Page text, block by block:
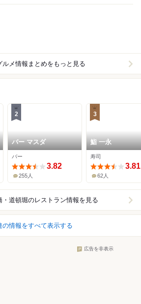
ルメ情報まとめをもっと見る
2
バー マスダ
バー
3.82
255人
3
鮨 一永
寿司
3.81
62人
・道頓堀のレストラン情報を見る
の情報をすべて表示する
広告を非表示